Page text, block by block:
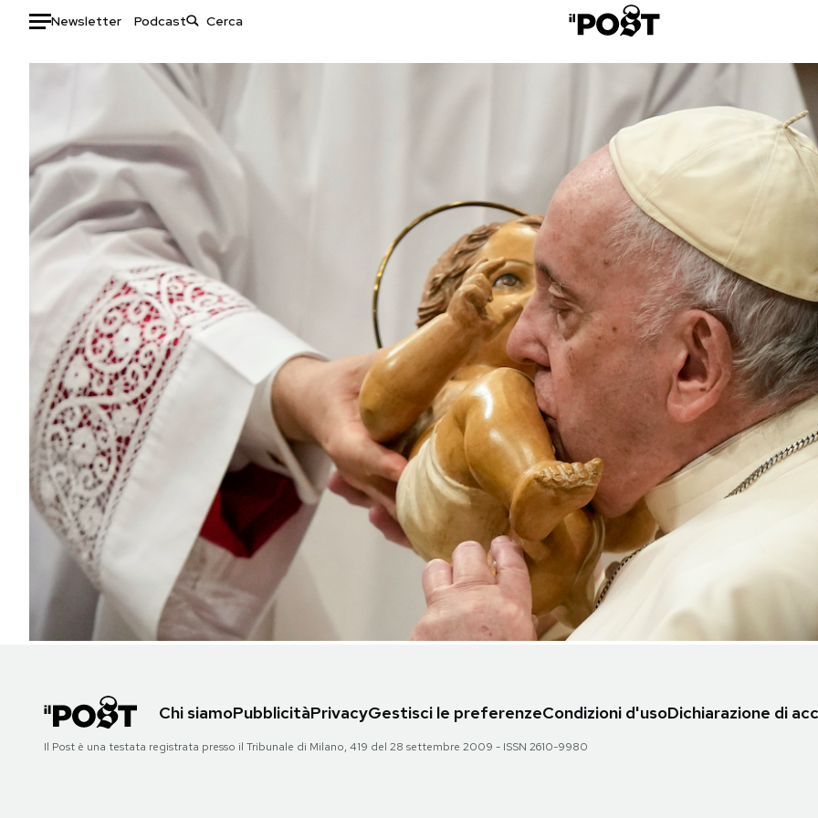
Newsletter Podcast
Auto
Italia
Mondo
Politica
Tecnologia
Internet
Scienza
Cultura
Economia
Sport
Libri
Media
Europa
Mondiali calcio 2026
PODCAST
NEWSLETTER
I MIEI PREFERITI
SHOP
AREA PERSONALE
Chi siamoPubblicitàPrivacyGestisci le preferenzeCondizioni d'usoDichiarazione di
Il Post è una testata registrata presso il Tribunale di Milano, 419 del 28 settembre 2009 - ISSN 2610-9980